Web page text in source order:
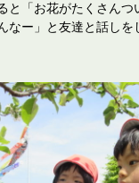
と「お花がたくさん
なー」と友達と話しを